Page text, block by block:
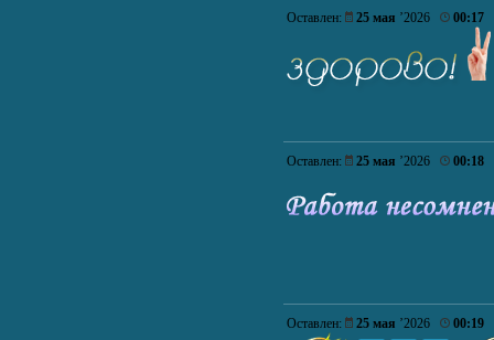
Оставлен: 25 мая ’2026 00:17
Оставлен: 25 мая ’2026 00:18
Оставлен: 25 мая ’2026 00:19